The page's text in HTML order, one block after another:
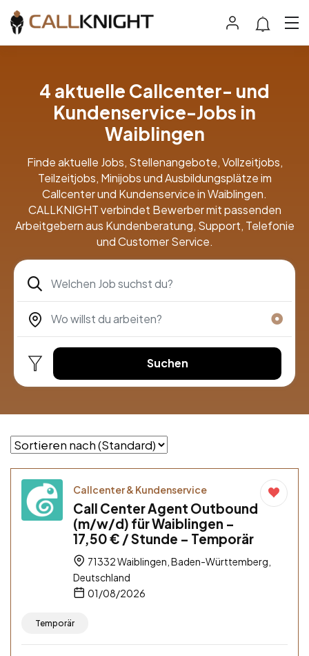
4 aktuelle Callcenter- und
Kundenservice-Jobs in
Waiblingen
Finde aktuelle Jobs, Stellenangebote, Vollzeitjobs,
Teilzeitjobs, Minijobs und Ausbildungsplätze im
Callcenter und Kundenservice in Waiblingen.
CALLKNIGHT verbindet Bewerber mit passenden
Arbeitgebern aus Kundenberatung, Support, Telefonie
und Customer Service.
Suchen
Callcenter & Kundenservice
Call Center Agent Outbound
(m/w/d) für Waiblingen –
17,50 € / Stunde – Temporär
71332 Waiblingen, Baden-Württemberg,
Deutschland
01/08/2026
Temporär